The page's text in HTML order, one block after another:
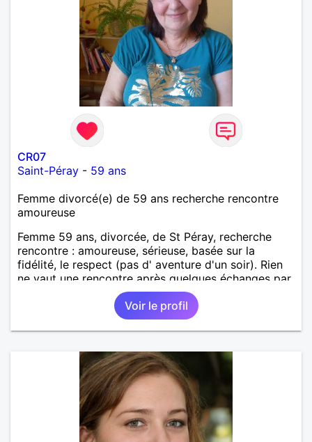
CR07
Saint-Péray - 59 ans
Femme divorcé(e) de 59 ans recherche rencontre
amoureuse
Femme 59 ans, divorcée, de St Péray, recherche
rencontre : amoureuse, sérieuse, basée sur la
fidélité, le respect (pas d' aventure d'un soir). Rien
ne vaut une rencontre après quelques échanges par
messages pour savoir si il y a un feeling entre les
deux et le désir de se revoir. Au plaisir de se
Voir le profil